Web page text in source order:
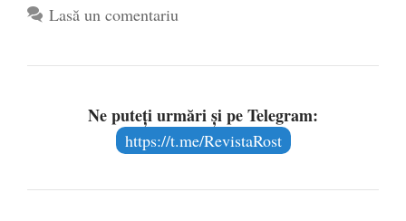
Lasă un comentariu
Ne puteți urmări și pe Telegram:
https://t.me/RevistaRost